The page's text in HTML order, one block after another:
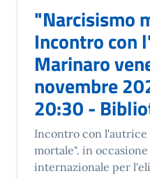
"Narcisismo
Incontro con
Marinaro
novembre
20:30 -
Incontro con
mortale". in
internazionale per